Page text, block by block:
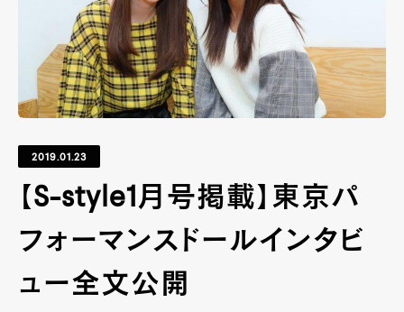
2019.01.23
【S-style1月号掲載】東京パ
フォーマンスドールインタビ
ュー全文公開